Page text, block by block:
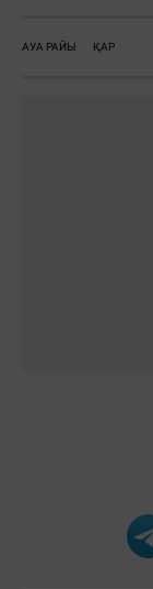
АУА РАЙЫ ҚАР